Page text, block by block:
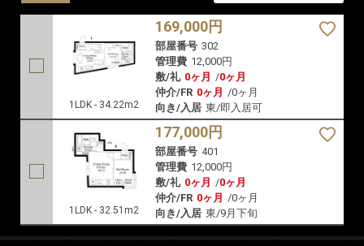
1LDK - 34.22m2
169,000円
部屋番号 302
管理費 12,000円
敷/礼 0ヶ月 /0ヶ月
仲介/FR 0ヶ月 /0ヶ月
向き/入居 東/即入居可
1LDK - 32.51m2
177,000円
部屋番号 401
管理費 12,000円
敷/礼 0ヶ月 /0ヶ月
仲介/FR 0ヶ月 /0ヶ月
向き/入居 東/9月下旬